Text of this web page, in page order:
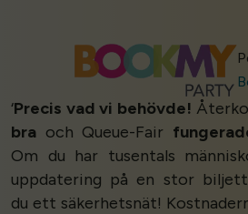
‘Precis vad vi behövde!
bra och Queue-Fair
Om du har tusentals
uppdatering på en stor
du ett säkerhetsnät!